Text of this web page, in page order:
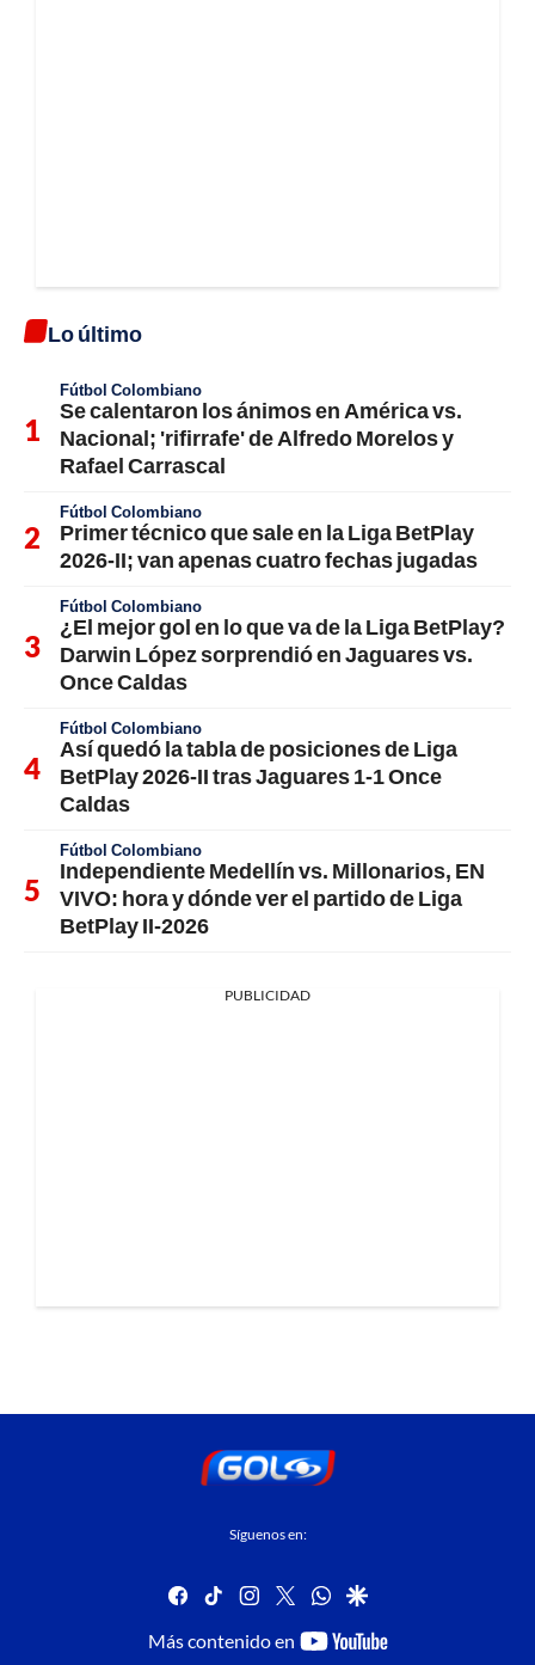
Lo último
Fútbol Colombiano
Se calentaron los ánimos en América vs.
Nacional; 'rifirrafe' de Alfredo Morelos y
Rafael Carrascal
Fútbol Colombiano
Primer técnico que sale en la Liga BetPlay
2026-II; van apenas cuatro fechas jugadas
Fútbol Colombiano
¿El mejor gol en lo que va de la Liga BetPlay?
Darwin López sorprendió en Jaguares vs.
Once Caldas
Fútbol Colombiano
Así quedó la tabla de posiciones de Liga
BetPlay 2026-II tras Jaguares 1-1 Once
Caldas
Fútbol Colombiano
Independiente Medellín vs. Millonarios, EN
VIVO: hora y dónde ver el partido de Liga
BetPlay II-2026
PUBLICIDAD
Síguenos en:
facebook
tiktok instagram
twitterwhatsapp
google
Más contenido en
youtube-